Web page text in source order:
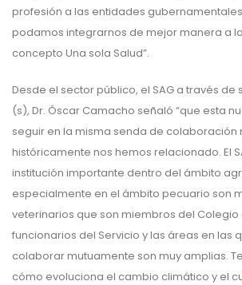
profesión a las entidades
podamos integrarnos de mejor manera a
concepto Una sola Salud”.
Desde el sector público, el SAG a través de
(s), Dr. Óscar Camacho señaló “que esta
seguir en la misma senda de colaboración
históricamente nos hemos relacionado. El
institución importante dentro del ámbito
especialmente en el ámbito pecuario son
veterinarios que son miembros del
funcionarios del Servicio y las áreas en las
colaborar mutuamente son muy amplias.
cómo evoluciona el cambio climático y el